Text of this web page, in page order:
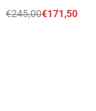
€245,00€171,50